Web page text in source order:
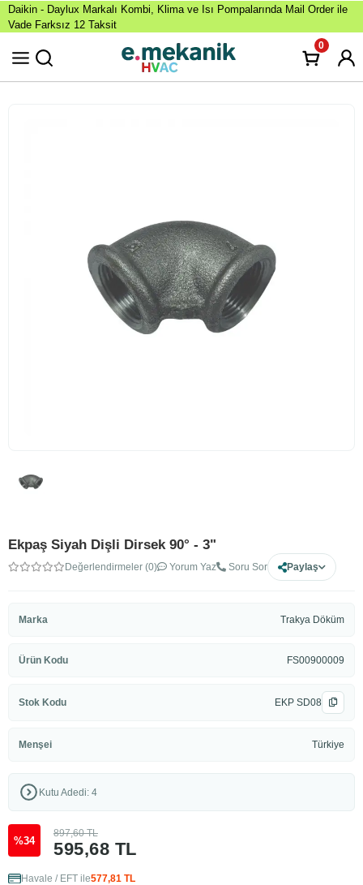
Daikin - Daylux Markalı Kombi, Klima ve Isı Pompalarında Mail Order ile
Vade Farksız 12 Taksit
0
Ekpaş Siyah Dişli Dirsek 90° - 3"
Değerlendirmeler (0) Yorum Yaz Soru Sor Paylaş
Marka Trakya Döküm
Ürün Kodu FS00900009
Stok Kodu EKP SD08
Menşei Türkiye
Kutu Adedi: 4
%34 595,68 TL
897,60 TL
Havale / EFT ile577,81 TL